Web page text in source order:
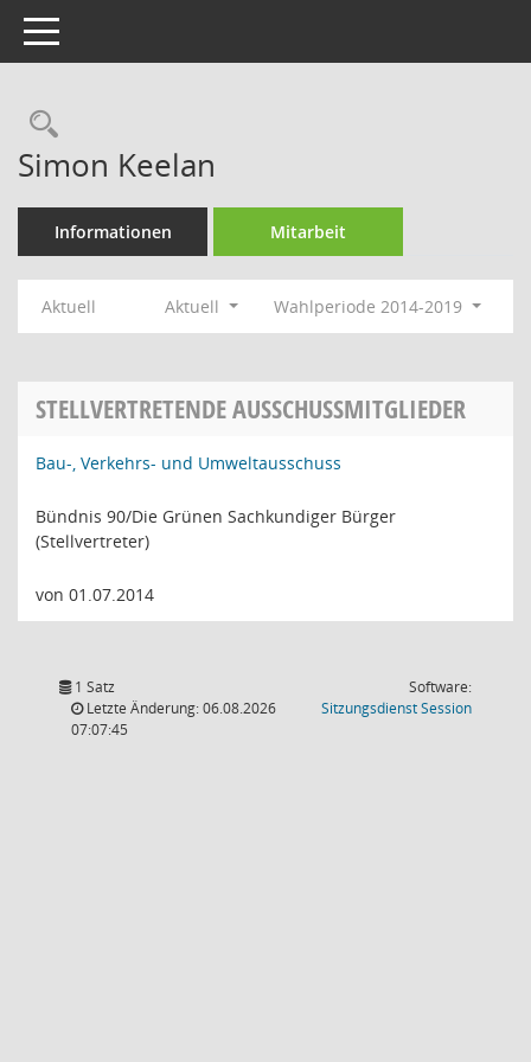
Toggle navigation
Rechercheauswahl
Simon Keelan
Informationen Mitarbeit
Aktuell Aktuell Wahlperiode 2014-2019
STELLVERTRETENDE AUSSCHUSSMITGLIEDER
Bau-, Verkehrs- und Umweltausschuss
Bündnis 90/Die Grünen Sachkundiger Bürger
(Stellvertreter)
von 01.07.2014
1 Satz
Letzte Änderung: 06.08.2026
07:07:45
Software:
SitzungsdienstSession(Wird in